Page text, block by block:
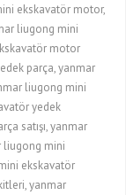
ekskavatör motor,
liugong mini
motor
parça, yanmar
liugong mini
yedek
satışı, yanmar
liugong mini
ekskavatör
yanmar